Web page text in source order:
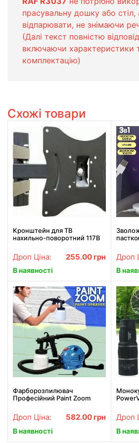
прасувальну дошку або
відпарювати, не знімаючи
(Далі текст повністю
включаючи характеристики
комплектацію)
Схожі товари
Кронштейн для ТВ
нахильно-поворотний 117B
Дроп Ціна: 255.00 грн
В наявності
ONL
Дроп
В
Фарборозпилювач
Професійний Paint Zoom
Дроп Ціна: 582.00 грн
В наявності
чохлом
Дроп
В